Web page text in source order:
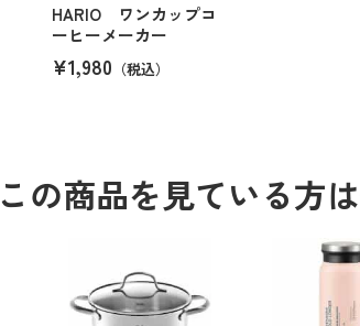
HARIO ワンカップコ
ーヒーメーカー
¥1,980 （税込）
この商品を見ている方